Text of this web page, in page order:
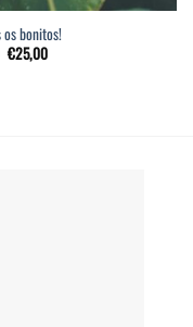
bonitos!
€25,00